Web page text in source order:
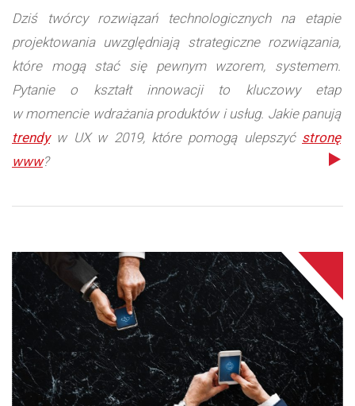
Dziś twórcy rozwiązań technologicznych na etapie
projektowania uwzględniają strategiczne rozwiązania,
które mogą stać się pewnym wzorem, systemem.
Pytanie o kształt innowacji to kluczowy etap
w momencie wdrażania produktów i usług. Jakie panują
trendyw UX w 2019, które pomogą ulepszyć stronę
www?